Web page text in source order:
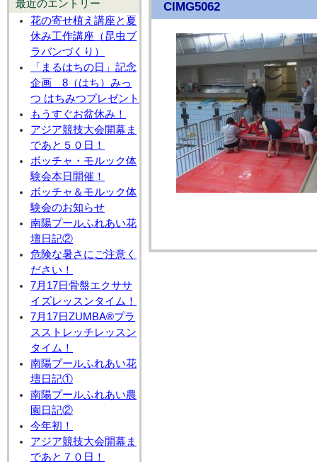
最近のエントリー
花の寄せ植え講座と夏
休み工作講座（昆虫ブ
ラバンづくり）
「まるはちの日」記念
企画 8（はち）みっ
つ はちみつプレゼント
もうすぐお盆休み！
アジア競技大会開幕ま
であと５０日！
ボッチャ・モルック体
験会本日開催！
ボッチャ＆モルック体
験会のお知らせ
南陽プールふれあい花
壇日記②
危険な暑さにご注意く
ださい！
7月17日骨盤エクササ
イズレッスンタイム！
7月17日ZUMBA®プラ
スストレッチレッスン
タイム！
南陽プールふれあい花
壇日記①
南陽プールふれあい農
園日記②
今年初！
アジア競技大会開幕ま
であと７０日！
CIMG5062